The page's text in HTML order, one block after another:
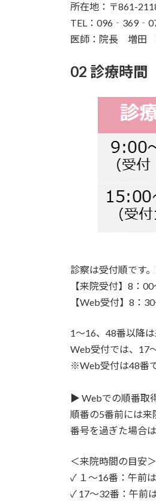
所在地：〒861-
TEL：
医師：院長 増田
02 診療時間
診察は受付順です
【来院受付】8：
【Web受付】8：
1～16、48番以降
Web受付では、17
※Web受付は48番
▶ Webでの順番取
順番の5番前には来
番号を過ぎた場合
＜来院時間の目安＞
✓ １～16番：午前は
✓ 17～32番：午前